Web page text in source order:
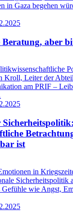
in Gaza begehen
Beratung, aber
Kroll, Leiter der
am PRIF –
ist
in
Sicherheitspolitik
Gefühle wie Angst,